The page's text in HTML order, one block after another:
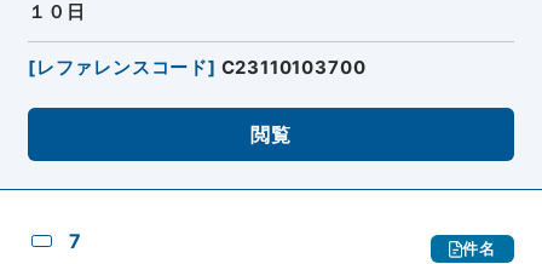
１０日
[レファレンスコード] C23110103700
閲覧
7 件名